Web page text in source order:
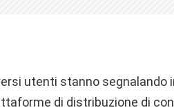
utenti stanno segnalando
di distribuzione di